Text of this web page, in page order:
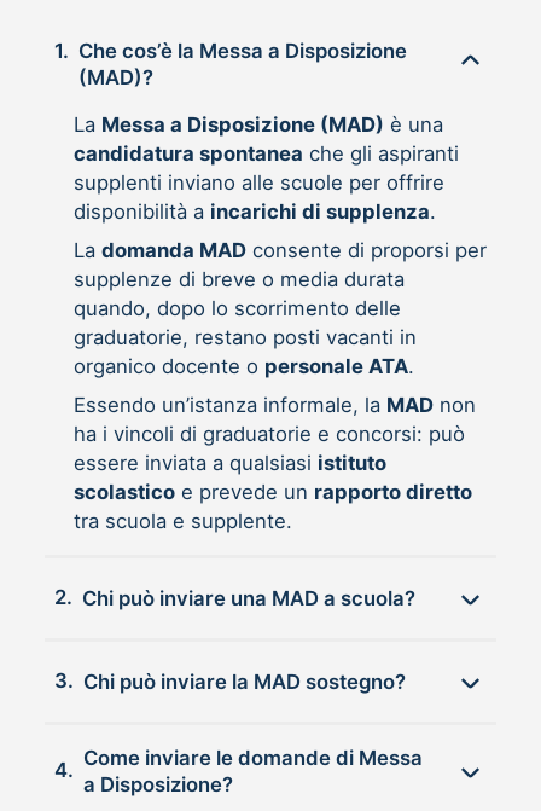
1. Che cos’è la Messa a Disposizione
(MAD)?
La Messa a Disposizione (MAD) è una
candidatura spontanea che gli aspiranti
supplenti inviano alle scuole per offrire
disponibilità a incarichi di supplenza.
La domanda MADconsente di proporsi per
supplenze di breve o media durata
quando, dopo lo scorrimento delle
graduatorie, restano posti vacanti in
organico docente o personale ATA.
Essendo un’istanza informale, la MADnon
ha i vincoli di graduatorie e concorsi: può
essere inviata a qualsiasi istituto
scolasticoe prevede un rapporto diretto
tra scuola e supplente.
2. Chi può inviare una MAD a scuola?
3. Chi può inviare la MAD sostegno?
4.
Come inviare le domande di Messa
a Disposizione?